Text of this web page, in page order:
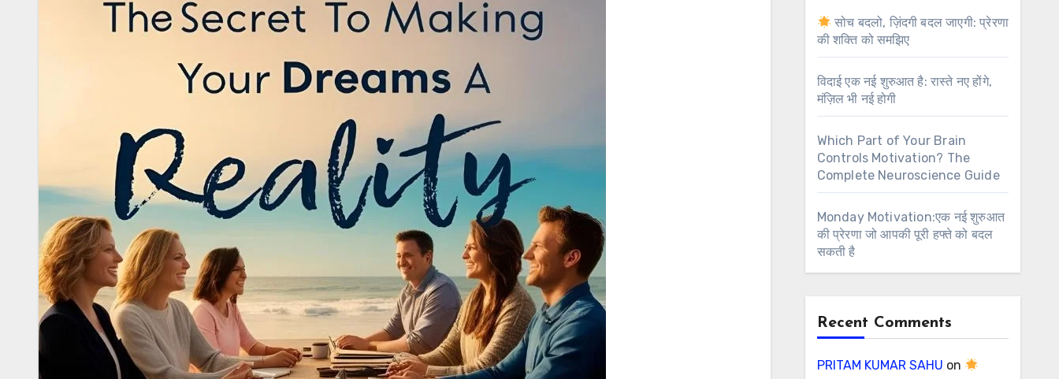
सोच बदलो, ज़िंदगी बदल जाएगी: प्रेरणा
की शक्ति को समझिए
विदाई एक नई शुरुआत है: रास्ते नए होंगे,
मंज़िल भी नई होगी
Which Part of Your Brain
Controls Motivation? The
Complete Neuroscience Guide
Monday Motivation:एक नई शुरुआत
की प्रेरणा जो आपकी पूरी हफ्ते को बदल
सकती है
Recent Comments
PRITAM KUMAR SAHU on